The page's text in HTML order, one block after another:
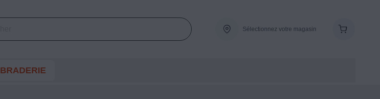
Sélectionnez votre magasin
BRADERIE